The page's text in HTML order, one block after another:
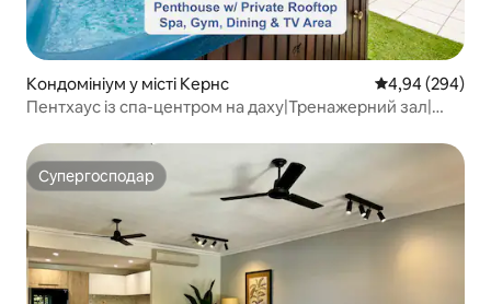
Кондомініум у місті Кернс Середня
4,94 (294)
Пентхаус із спа-центром на даху|Тренажерний зал|
Супергосподар
Супергосподар